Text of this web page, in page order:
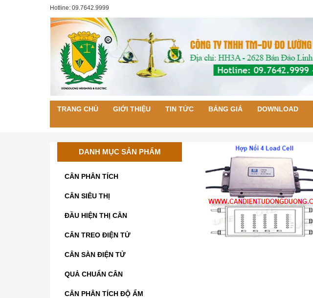
Hotline: 09.7642.9999
TRANG CHỦ GIỚI THIỆU TIN TỨC BẢNG GIÁ DOWNLOAD
DANH MỤC SẢN PHẨM
CÂN PHÂN TÍCH
CÂN SIÊU THỊ
ĐẦU HIỆN THỊ CÂN
CÂN TREO ĐIỆN TỬ
CÂN SÀN ĐIỆN TỬ
QUẢ CHUẨN CÂN
CÂN PHÂN TÍCH ĐỘ ẨM